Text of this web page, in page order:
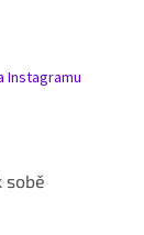
Instagramu
sobě